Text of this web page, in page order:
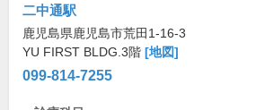
二中通駅
鹿児島県鹿児島市荒田1-16-3
YU FIRST BLDG.3階 [地図]
099-814-7255